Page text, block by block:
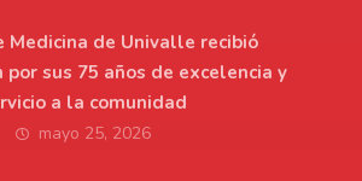
Medicina de Univalle recibió
por sus 75 años de excelencia y
a la comunidad
mayo 25, 2026